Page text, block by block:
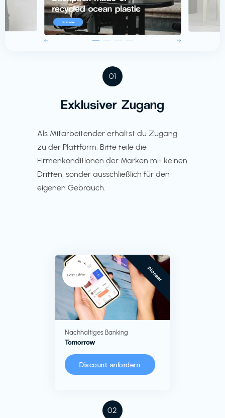
01
Exklusiver Zugang
Als Mitarbeitender erhältst du Zugang
zu der Plattform. Bitte teile die
Firmenkonditionen der Marken mit keinen
Dritten, sonder ausschließlich für den
eigenen Gebrauch.
02
Best Offer Pioneer
Nachhaltiges Banking
Tomorrow
Discount anfordern